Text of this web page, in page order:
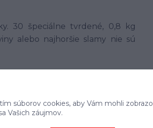
30 špeciálne tvrdené, 0,8 kg
alebo najhoršie slamy nie sú
zvlášť plynulú prevádzku a
súborov cookies, aby Vám mohli
Vašich záujmov.